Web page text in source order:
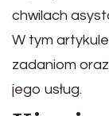
chwilach
W tym
zadaniom
jego usług.